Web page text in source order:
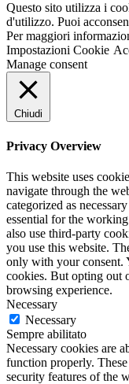
Questo sito utilizza i
d'utilizzo. Puoi
Per maggiori
Impostazioni Cookie
Manage consent
Chiudi
Privacy Overview
This website uses
navigate through the
categorized as
essential for the
also use third-party
you use this website.
only with your consent.
cookies. But opting out
browsing experience.
Necessary
Necessary
Sempre abilitato
Necessary cookies are
function properly.
security features of the